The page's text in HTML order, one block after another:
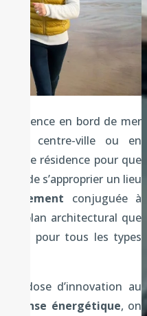
résidence en bord de mer
en centre-ville ou en
une résidence pour que
et de s’approprier un lieu
conjuguée à
le plan architectural que
pour tous les types
dose d’innovation au
énergétique, on